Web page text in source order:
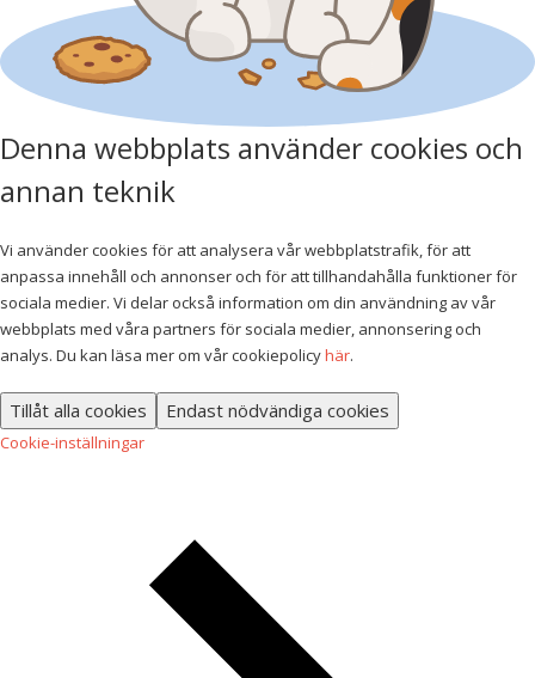
Denna webbplats använder cookies och
annan teknik
Vi använder cookies för att analysera vår webbplatstrafik, för att
anpassa innehåll och annonser och för att tillhandahålla funktioner för
sociala medier. Vi delar också information om din användning av vår
webbplats med våra partners för sociala medier, annonsering och
analys. Du kan läsa mer om vår cookiepolicyhär.
Tillåt alla cookies Endast nödvändiga cookies
Cookie-inställningar